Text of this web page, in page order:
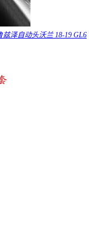
泽自动头沃兰 18-19 GL6